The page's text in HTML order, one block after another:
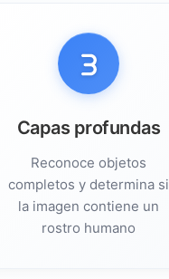
Capas profundas
Reconoce objetos
completos y determina si
la imagen contiene un
rostro humano